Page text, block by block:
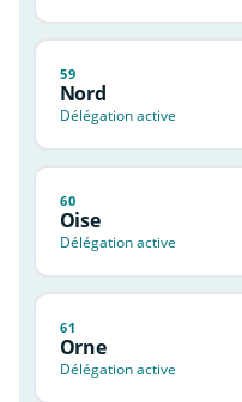
59
Nord
Délégation active
60
Oise
Délégation active
61
Orne
Délégation active